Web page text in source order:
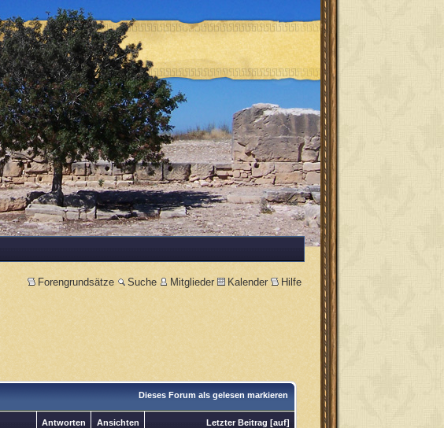
Forengrundsätze Suche Mitglieder Kalender Hilfe
Dieses Forum als gelesen markieren
Antworten Ansichten Letzter Beitrag [auf]